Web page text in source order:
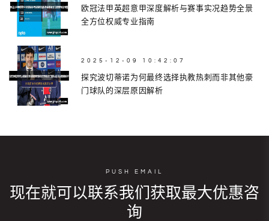
欧冠法甲英超意甲深度解析与赛事实况趋势全景
全方位权威专业指南
2025-12-09 10:42:07
探究波切蒂诺为何最终选择执教热刺而非其他豪
门球队的深层原因解析
PUSH EMAIL
现在就可以联系我们获取最大优惠咨
询